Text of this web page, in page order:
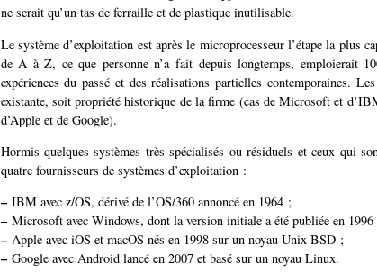
ne serait qu’un tas de ferraille et de plastique inutilisable.
Le système d’exploitation est après le microprocesseur l’étape la
de A à Z, ce que personne n’a fait depuis longtemps, emploierait
expériences du passé et des réalisations partielles contemporaines.
existante, soit propriété historique de la firme (cas de Microsoft et
d’Apple et de Google).
Hormis quelques systèmes très spécialisés ou résiduels et ceux qui
quatre fournisseurs de systèmes d’exploitation :
–IBM avec z/OS, dérivé de l’OS/360 annoncé en 1964 ;
–Microsoft avec Windows, dont la version initiale a été publiée en 1996
–Apple avec iOS et macOS nés en 1998 sur un noyau Unix BSD ;
–Google avec Android lancé en 2007 et basé sur un noyau Linux.